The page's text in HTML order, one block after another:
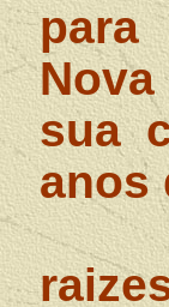
para
sua
anos